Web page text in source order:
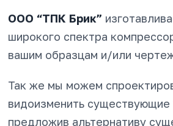
ООО “ТПК Брик”
широкого спектра
вашим образцам и/или
Так же мы можем
видоизменить существующие
предложив альтернативу